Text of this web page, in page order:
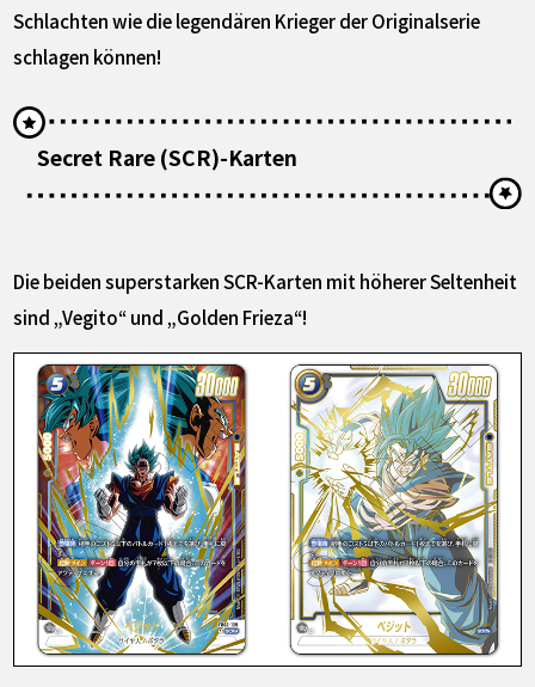
Schlachten wie die legendären Krieger der Originalserie
schlagen können!
Secret Rare (SCR)-Karten
Die beiden superstarken SCR-Karten mit höherer Seltenheit
sind „Vegito“ und „Golden Frieza“!